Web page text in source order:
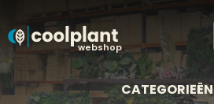
webshop
CATEGORIEËN
CATEGORIEËN